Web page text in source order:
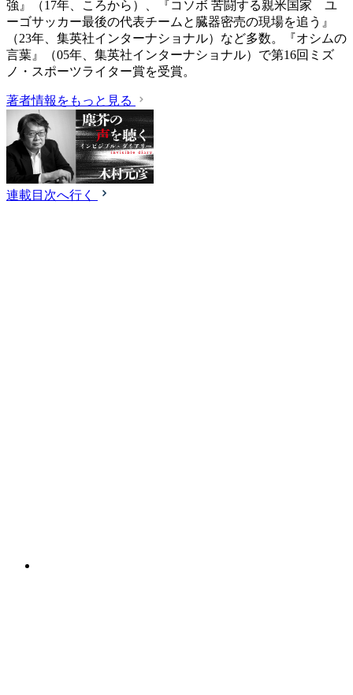
強』（17年、ころから）、『コソボ 苦闘する親米国家 ユ
ーゴサッカー最後の代表チームと臓器密売の現場を追う』
（23年、集英社インターナショナル）など多数。『オシムの
言葉』（05年、集英社インターナショナル）で第16回ミズ
ノ・スポーツライター賞を受賞。
著者情報をもっと見る
連載目次へ行く